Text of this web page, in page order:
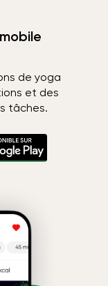
de yoga
et des
tâches.